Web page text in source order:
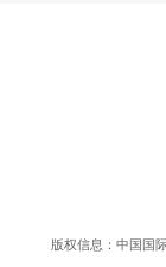
版权信息：中国国